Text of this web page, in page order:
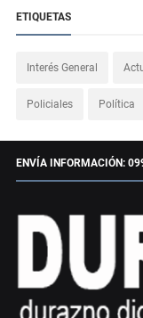
ETIQUETAS
Interés General
Policiales Política
ENVÍA INFORMACIÓN: